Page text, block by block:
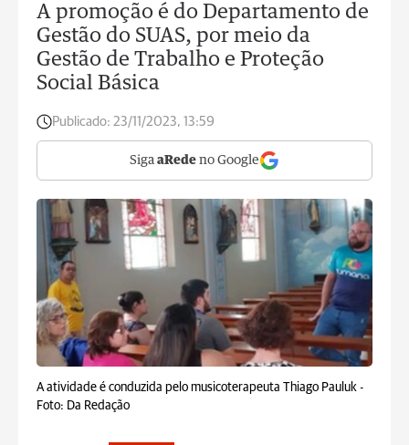
A promoção é do Departamento de
Gestão do SUAS, por meio da
Gestão de Trabalho e Proteção
Social Básica
Publicado: 23/11/2023, 13:59
Siga aRede no Google
A atividade é conduzida pelo musicoterapeuta Thiago Pauluk -
Foto: Da Redação